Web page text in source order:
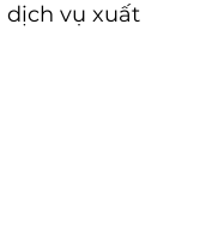
dịch vụ xuất